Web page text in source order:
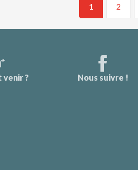
1 2
venir ? Nous suivre !